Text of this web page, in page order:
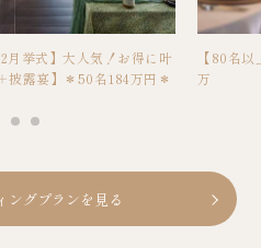
月挙式】大人気！お得に叶
露宴】＊50名184万円＊
【80名
万
ングプランを見る